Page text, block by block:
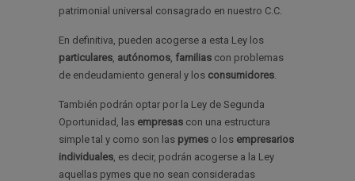
patrimonial universal consagrado en nuestro C.C.
En definitiva, pueden acogerse a esta Ley los
particulares autónomos familias con problemas
de endeudamiento general y los consumidores
También podrán optar por la Ley de Segunda
Oportunidad, las empresas con una estructura
simple tal y como son las pymes o los empresarios
individuales , es decir, podrán acogerse a la Ley
aquellas pymes que no sean consideradas